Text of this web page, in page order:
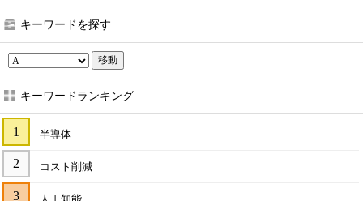
キーワードを探す
移動
キーワードランキング
半導体
コスト削減